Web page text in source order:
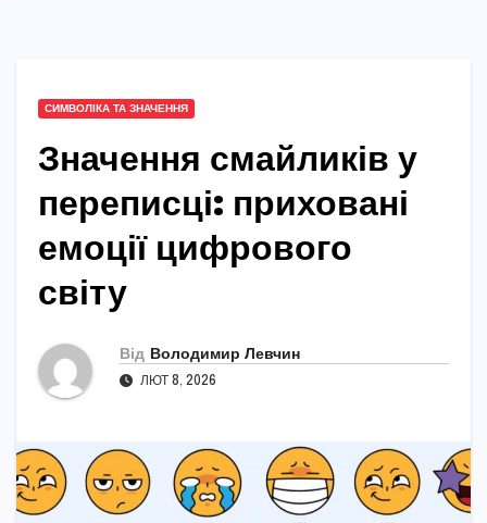
СИМВОЛІКА ТА ЗНАЧЕННЯ
Значення смайликів у
переписці: приховані
емоції цифрового
світу
Від Володимир Левчин
ЛЮТ 8, 2026